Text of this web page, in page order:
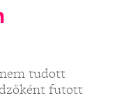
tudott
futott